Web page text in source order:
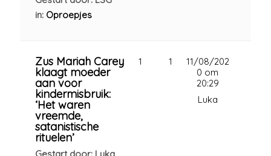
in: Oproepjes
Zus Mariah Carey
klaagt moeder
aan voor
kindermisbruik:
‘Het waren
vreemde,
satanistische
rituelen’
Gestart door: Luka
1 1
11/08/202
0 om
20:29
Luka